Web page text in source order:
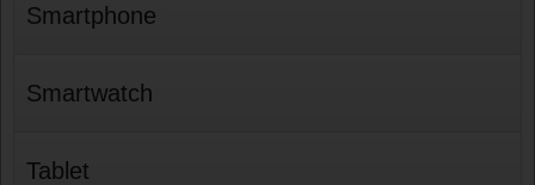
Smartphone
Smartwatch
Tablet